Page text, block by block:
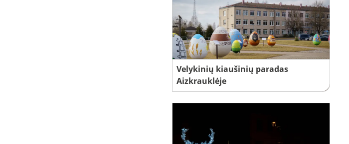
Velykinių kiaušinių paradas
Aizkrauklėje